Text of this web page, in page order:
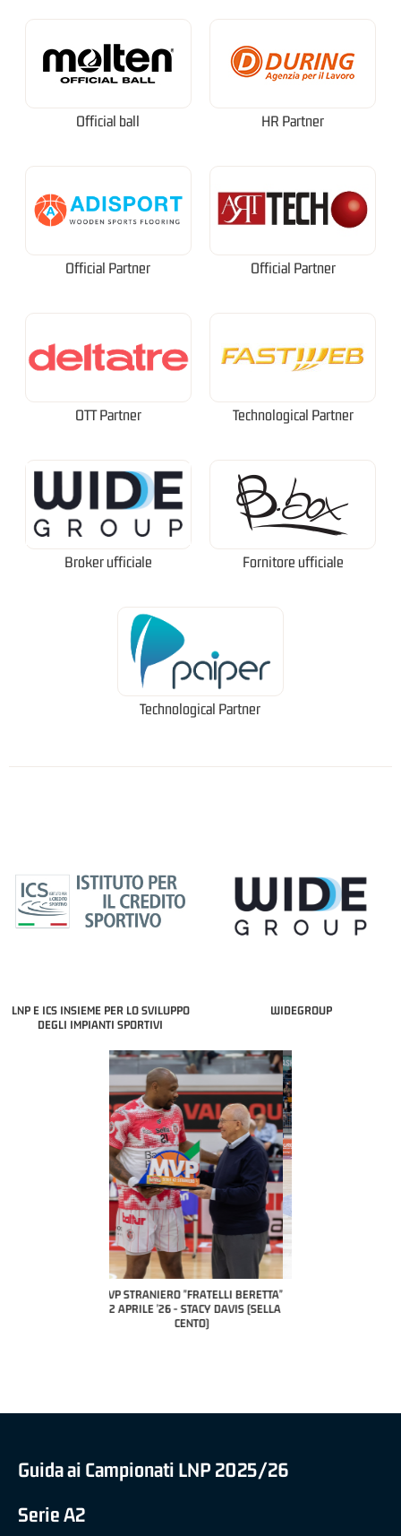
Official ball HR Partner
Official Partner Official Partner
OTT Partner Technological Partner
Broker ufficiale Fornitore ufficiale
Technological Partner
LNP E ICS INSIEME PER LO SVILUPPO
DEGLI IMPIANTI SPORTIVI
WIDEGROUP
MVP "FRATELLI BERETTA" SAMUEL
DILAS B NAZIONALE APRILE '26 -
MARCO RESTELLI (TAV TREVIGLIO
Guida ai Campionati LNP 2025/26
Serie A2